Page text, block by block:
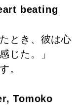
beating
とき、彼は心
じた。」
。
Tomoko